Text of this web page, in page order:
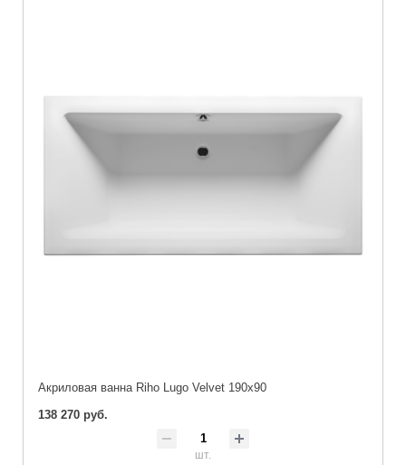
Акриловая ванна Riho Lugo Velvet 190x90
138 270 руб.
шт.